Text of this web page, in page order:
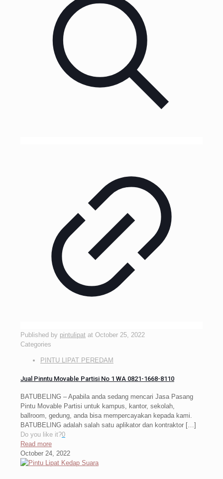
Published by pintulipat at October 25, 2022
Categories
PINTU LIPAT PEREDAM
Jual Pinntu Movable Partisi No 1 WA 0821-1668-8110
BATUBELING – Apabila anda sedang mencari Jasa Pasang
Pintu Movable Partisi untuk kampus, kantor, sekolah,
ballroom, gedung, anda bisa mempercayakan kepada kami.
BATUBELING adalah salah satu aplikator dan kontraktor […]
Do you like it?0
Read more
October 24, 2022